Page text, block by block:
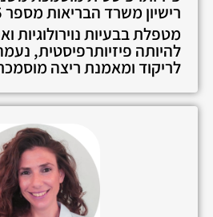
רישיון משרד הבריאות מספר 10-144765
מטפלת בבעיות נוירולוגיות
להיותה פיזיותרפיסטית,
לריקוד ומאמנת ריצה